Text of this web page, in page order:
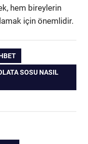
hem bireylerin
için önemlidir.
SOSU NASIL